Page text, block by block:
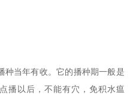
种当年有收。它的播种期一般是
播以后，不能有穴，免积水瘟